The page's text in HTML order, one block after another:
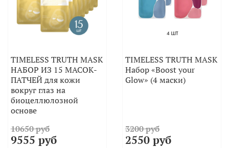
TIMELESS TRUTH MASK
НАБОР ИЗ 15 МАСОК-
ПАТЧЕЙ для кожи
вокруг глаз на
биоцеллюлозной
основе
10650 руб
9555 руб
TIMELESS TRUTH MASK
Набор «Boost your
Glow» (4 маски)
3200 руб
2550 руб